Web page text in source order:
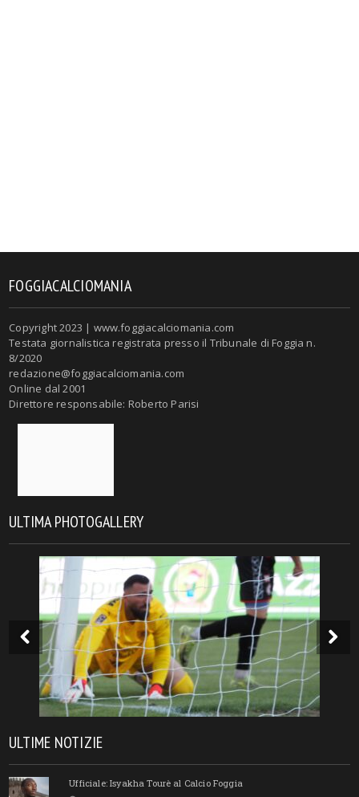
FOGGIACALCIOMANIA
Copyright 2023 | www.foggiacalciomania.com
Testata giornalistica registrata presso il Tribunale di Foggia n.
8/2020
redazione@foggiacalciomania.com
Online dal 2001
Direttore responsabile: Roberto Parisi
ULTIMA PHOTOGALLERY
ULTIME NOTIZIE
Ufficiale: Isyakha Tourè al Calcio Foggia